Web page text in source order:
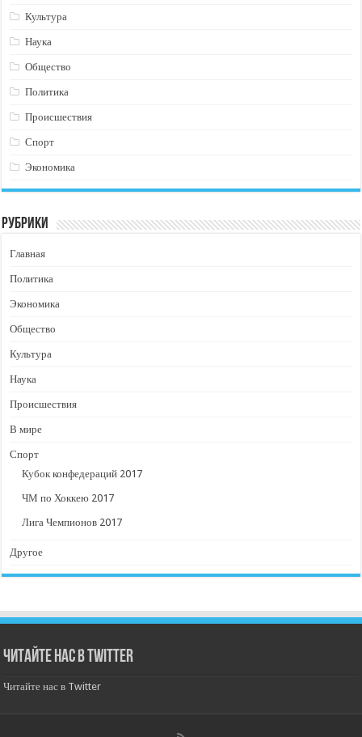
Культура
Наука
Общество
Политика
Происшествия
Спорт
Экономика
Рубрики
Главная
Политика
Экономика
Общество
Культура
Наука
Происшествия
В мире
Спорт
Кубок конфедераций 2017
ЧМ по Хоккею 2017
Лига Чемпионов 2017
Другое
Читайте нас в Twitter
Читайте нас в Twitter